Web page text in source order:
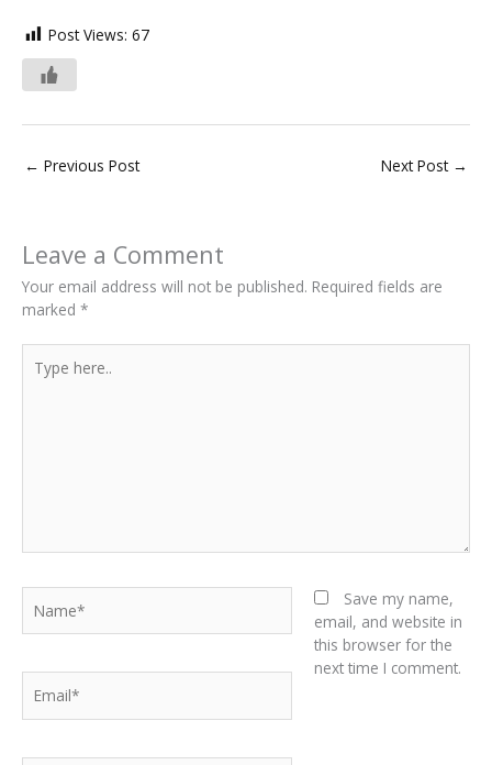
Post Views: 67
← Previous Post Next Post →
Leave a Comment
Your email address will not be published. Required fields are
marked *
here..
Save my name,
email, and website in
this browser for the
next time I comment.